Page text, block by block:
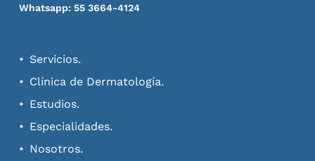
Whatsapp: 55 3664-4124
Servicios.
Clínica de Dermatología.
Estudios.
Especialidades.
Nosotros.